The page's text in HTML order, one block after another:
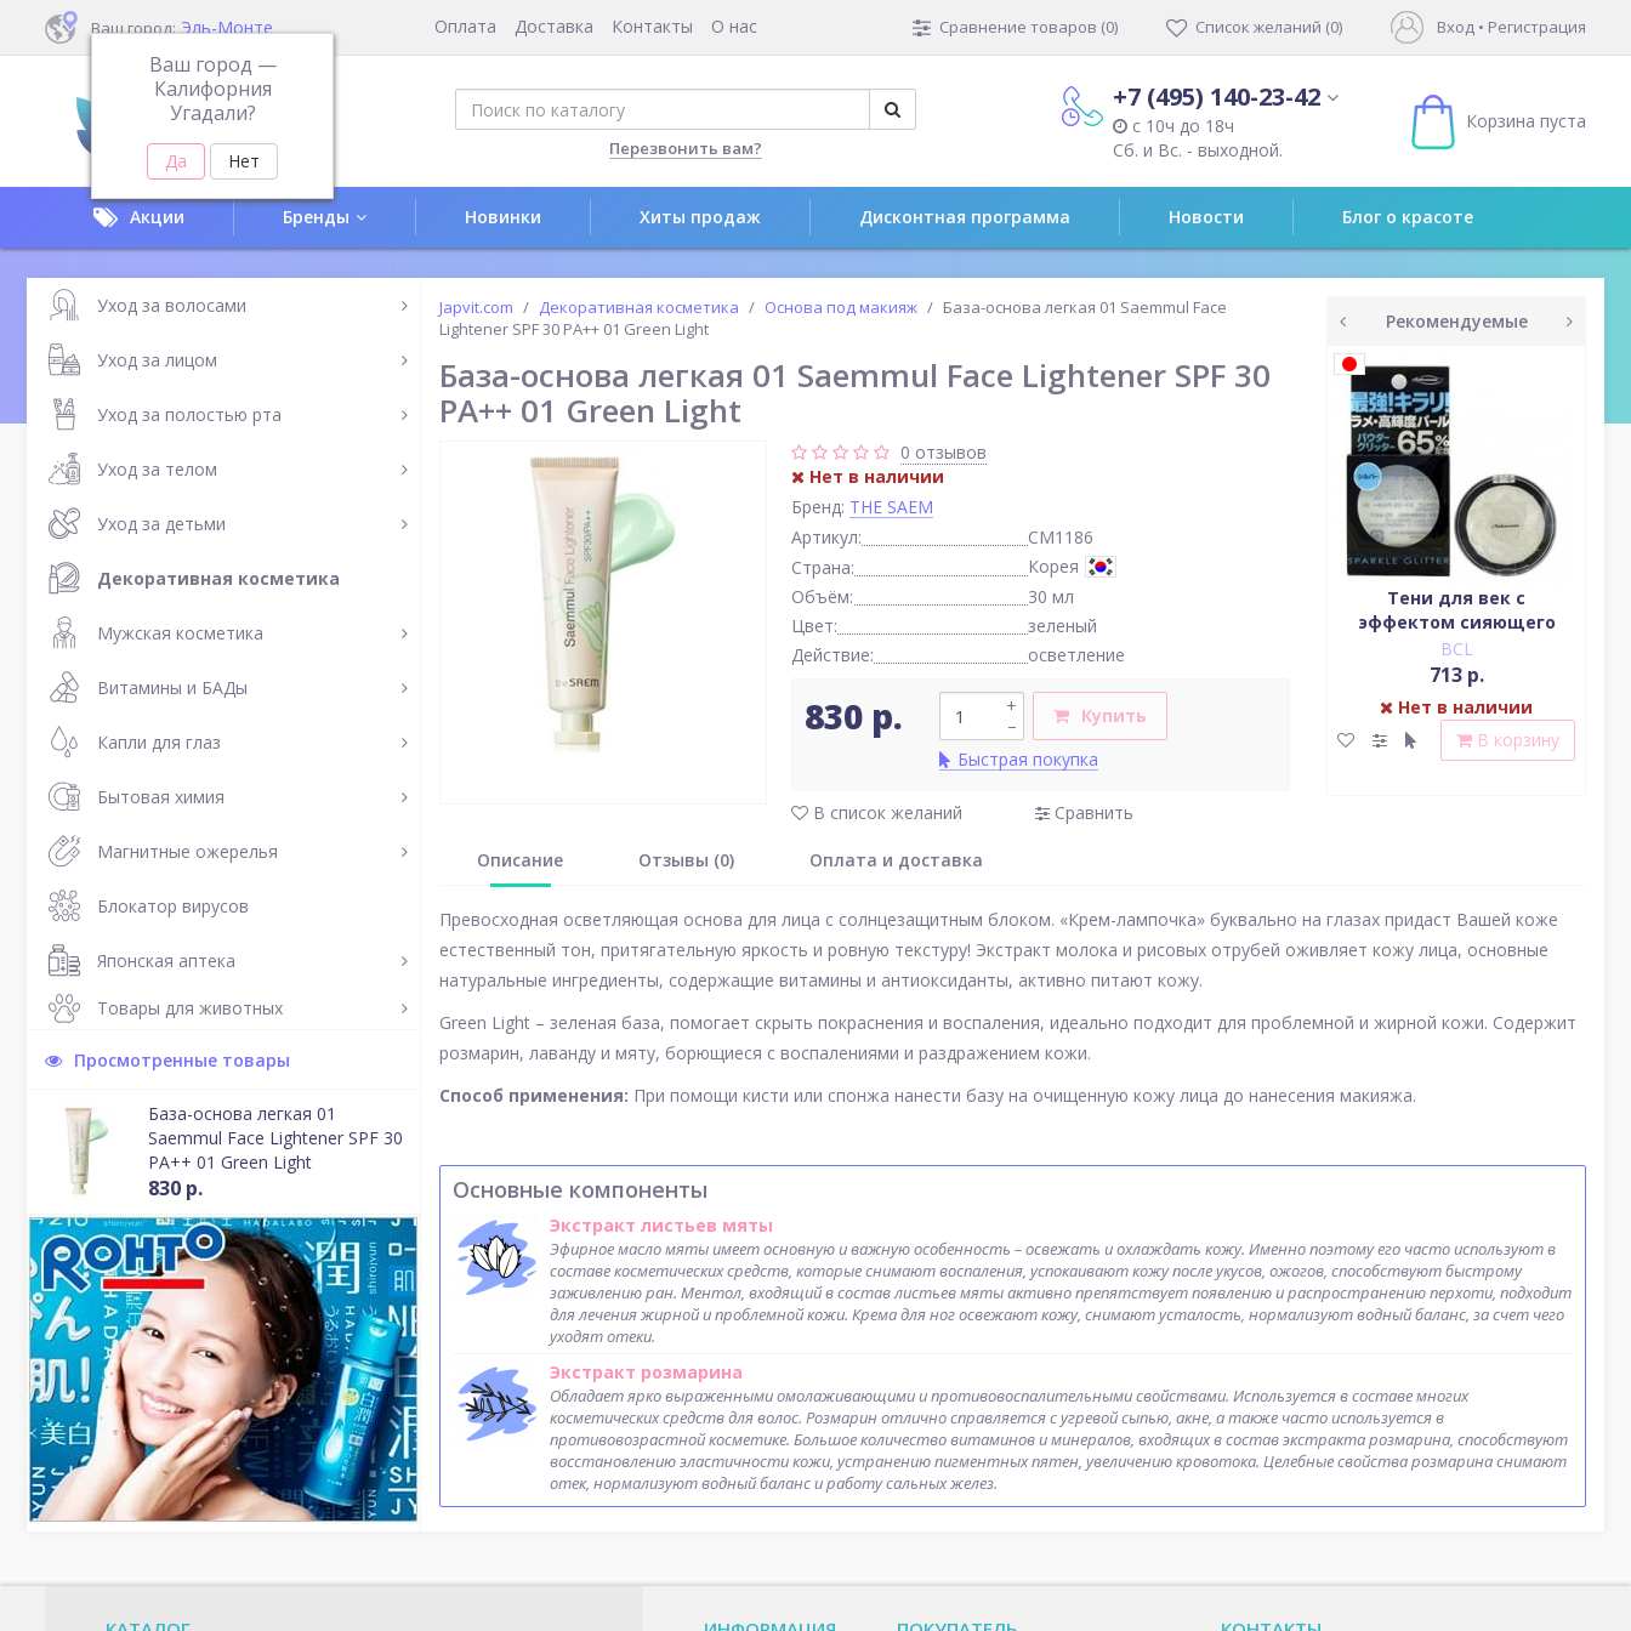
Ваш город: Эль-Монте
Ваш город —
Калифорния
Угадали?
Оплата Доставка Контакты О нас Сравнение товаров (0) Список желаний (0) Вход • Регистрация
Перезвонить вам?
+7 (495) 140-23-42
с 10ч до 18ч
Сб. и Вс. - выходной.
Корзина пуста
Акции Бренды Новинки Хиты продаж Дисконтная программа Новости Блог о красоте
Уход за волосами
Уход за лицом
Уход за полостью рта
Уход за телом
Уход за детьми
Декоративная косметика
Мужская косметика
Витамины и БАДы
Капли для глаз
Бытовая химия
Магнитные ожерелья
Блокатор вирусов
Японская аптека
Товары для животных
Просмотренные товары
База-основа легкая 01
Saemmul Face Lightener SPF 30
PA++ 01 Green Light
830 р.
Japvit.com Декоративная косметика Основа под макияж
База-основа легкая 01 Saemmul Face
Lightener SPF 30 PA++ 01 Green Light
База-основа легкая 01 Saemmul Face Lightener SPF 30
PA++ 01 Green Light
0 отзывов
Нет в наличии
Бренд: THE SAEM
Артикул:
СМ1186
Страна:
Корея
Объём:
30 мл
Цвет:
зеленый
Действие:
осветление
830 р. –
+
Купить
Быстрая покупка
В список желаний Сравнить
Рекомендуемые
насыщенный черный)
Нет в наличии
Тени для век c
эффектом сияющего
блеска (серебро)
BCL
713 р.
Нет в наличии
В корзину
Описание Отзывы (0) Оплата и доставка
Превосходная осветляющая основа для лица с солнцезащитным блоком. «Крем-лампочка» буквально на глазах придаст Вашей коже
естественный тон, притягательную яркость и ровную текстуру! Экстракт молока и рисовых отрубей оживляет кожу лица, основные
натуральные ингредиенты, содержащие витамины и антиоксиданты, активно питают кожу.
Green Light – зеленая база, помогает скрыть покраснения и воспаления, идеально подходит для проблемной и жирной кожи. Содержит
розмарин, лаванду и мяту, борющиеся с воспалениями и раздражением кожи.
Способ применения: При помощи кисти или спонжа нанести базу на очищенную кожу лица до нанесения макияжа.
Основные компоненты
Экстракт листьев мяты
Эфирное масло мяты имеет основную и важную особенность – освежать и охлаждать кожу. Именно поэтому его часто используют в
составе косметических средств, которые снимают воспаления, успокаивают кожу после укусов, ожогов, способствуют быстрому
заживлению ран. Ментол, входящий в состав листьев мяты активно препятствует появлению и распространению перхоти, подходит
для лечения жирной и проблемной кожи. Крема для ног освежают кожу, снимают усталость, нормализуют водный баланс, за счет чего
уходят отеки.
Экстракт розмарина
Обладает ярко выраженными омолаживающими и противовоспалительными свойствами. Используется в составе многих
косметических средств для волос. Розмарин отлично справляется с угревой сыпью, акне, а также часто используется в
противовозрастной косметике. Большое количество витаминов и минералов, входящих в состав экстракта розмарина, способствуют
восстановлению эластичности кожи, устранению пигментных пятен, увеличению кровотока. Целебные свойства розмарина снимают
отек, нормализуют водный баланс и работу сальных желез.